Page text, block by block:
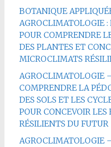
BOTANIQUE
AGROCLIMATOLOGIE
POUR COMPRENDRE
DES PLANTES ET
MICROCLIMATS
AGROCLIMATOLOGIE
COMPRENDRE LA
DES SOLS ET LES
POUR CONCEVOIR LES
RÉSILIENTS DU FUTUR
AGROCLIMATOLOGIE